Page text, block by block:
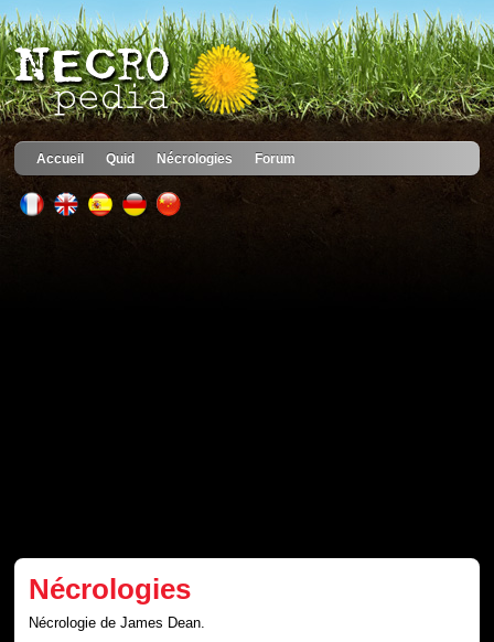
Accueil Quid Nécrologies Forum
Nécrologies
Nécrologie de James Dean.